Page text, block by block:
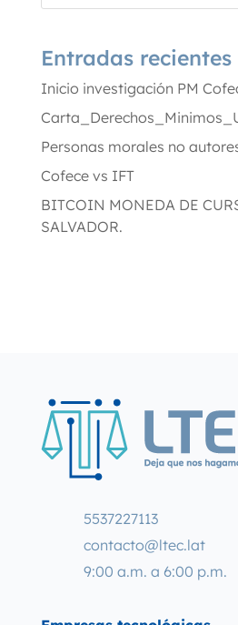
Entradas recientes
Inicio investigación PM
Personas morales no
Cofece vs IFT
BITCOIN MONEDA DE
SALVADOR.
5537227113
contacto@ltec.lat
9:00 a.m. a 6:00 p.m.